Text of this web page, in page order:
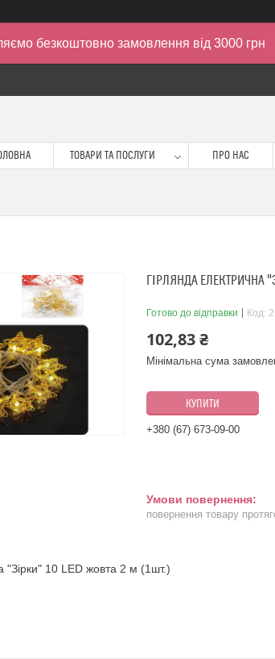
безкоштовно замовлення від 3000 грн
ТОВАРИ ТА ПОСЛУГИ ПРО НАС
ГІРЛЯНДА ЕЛЕКТРИЧНА
Готово до відправки Код:
102,83 ₴
Мінімальна сума
КУПИТИ
+380 (67) 673-09-00
повернення товару
"Зірки" 10 LED жовта 2 м (1шт.)